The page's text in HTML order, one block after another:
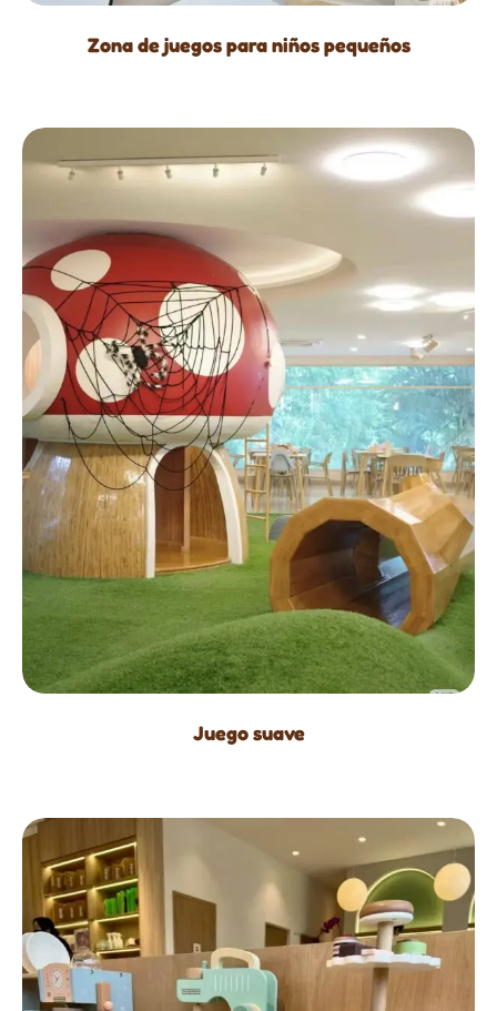
Zona de juegos para niños pequeños
Juego suave